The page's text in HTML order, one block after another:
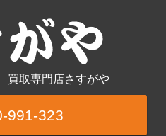
買取専門店さすがや
991-323